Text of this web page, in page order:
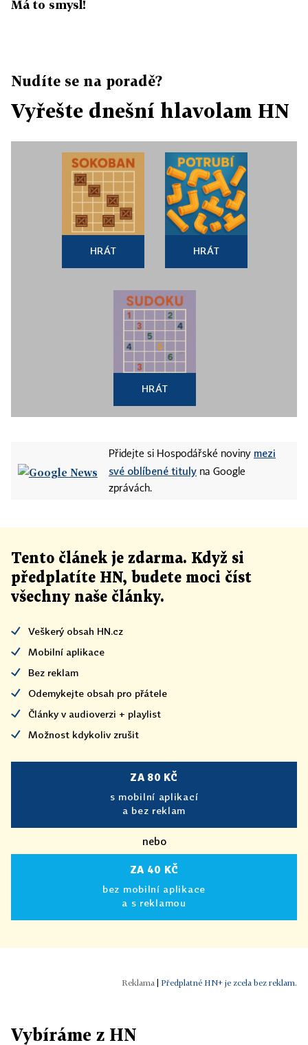
Má to smysl!
Nudíte se na poradě?
Vyřešte dnešní hlavolam HN
HRÁT HRÁT
HRÁT
Přidejte si Hospodářské noviny mezi
své oblíbené tituly na Google
zprávách.
Tento článek je zdarma. Když si
předplatíte HN, budete moci číst
všechny naše články.
Veškerý obsah HN.cz
Mobilní aplikace
Bez reklam
Odemykejte obsah pro přátele
Články v audioverzi + playlist
Možnost kdykoliv zrušit
ZA 80 KČ
s mobilní aplikací
a bez reklam
nebo
ZA 40 KČ
bez mobilní aplikace
a s reklamou
Předplatné HN+ je zcela bez reklam.
Vybíráme z HN